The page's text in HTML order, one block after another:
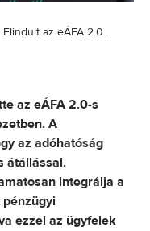
Elindult az eÁFA 2.0 tesztkörnyezet: Megkezdődhet az éles felkészülés!
az eÁFA 2.0-s
A
az adóhatóság
átállással.
integrálja a
ezzel az ügyfelek